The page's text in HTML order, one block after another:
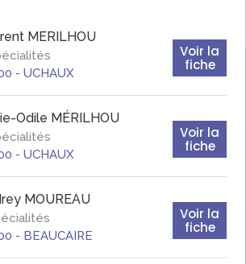
MERILHOU
- UCHAUX
Voir la
fiche
Odile MÉRILHOU
- UCHAUX
Voir la
fiche
MOUREAU
- BEAUCAIRE
Voir la
fiche